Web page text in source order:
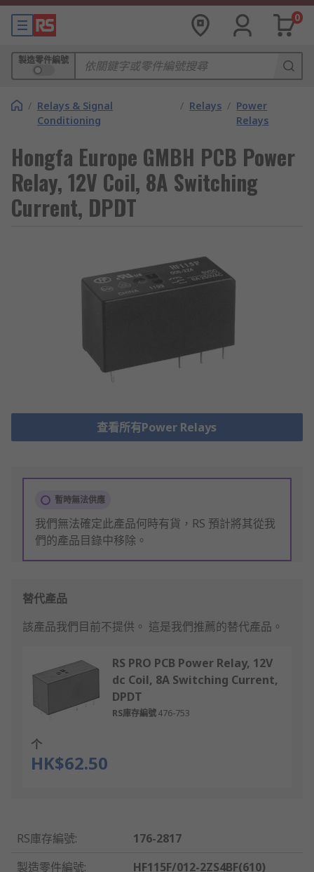
0
製造零件編號
/ Relays & Signal
Conditioning
/ Relays / Power
Relays
Hongfa Europe GMBH PCB Power
Relay, 12V Coil, 8A Switching
Current, DPDT
查看所有Power Relays
暫時無法供應
我們無法確定此產品何時有貨，RS 預計將其從我
們的產品目錄中移除。
替代產品
該產品我們目前不提供。 這是我們推薦的替代產品。
RS PRO PCB Power Relay, 12V
dc Coil, 8A Switching Current,
DPDT
RS庫存編號476-753
个
HK$62.50
RS庫存編號:
176-2817
製造零件編號:
HF115F/012-2ZS4BF(610)